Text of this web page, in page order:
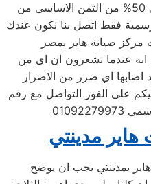
يصل الخصم الى ما يصل الى 50% من الثمن الاساسى من
فقط اتصل بنا نكون عندك
صيانة هاير بمصر
عندما تشعرون ان اى من
اصابها اي ضرر من الاضرار
على الفور التواصل مع رقم
هاير مدينتي
بمدينتي يجب ان يوضح